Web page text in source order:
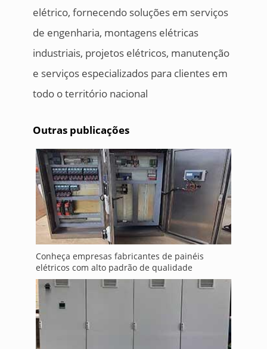
elétrico, fornecendo soluções em serviços
de engenharia, montagens elétricas
industriais, projetos elétricos, manutenção
e serviços especializados para clientes em
todo o território nacional
Outras publicações
Conheça empresas fabricantes de painéis
elétricos com alto padrão de qualidade